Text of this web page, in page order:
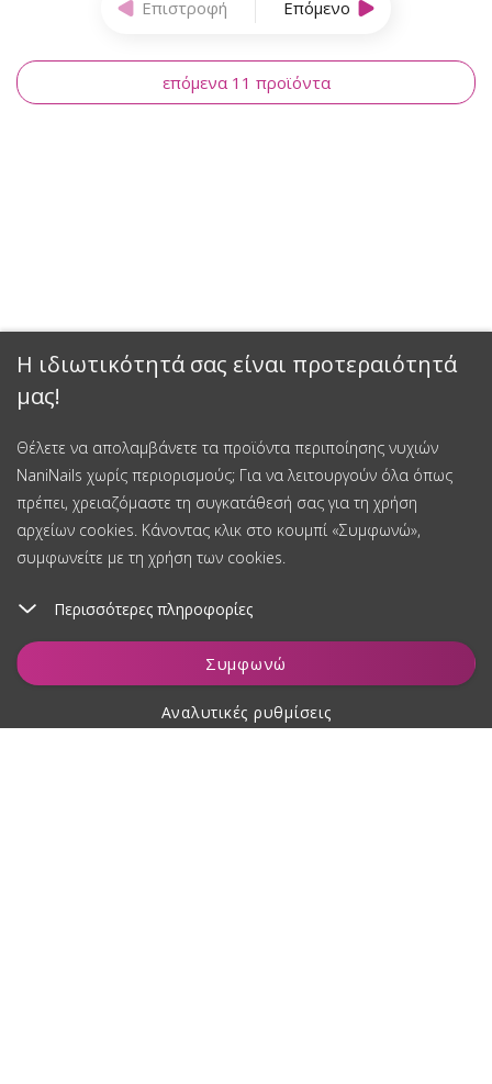
Η ιδιωτικότητά σας είναι προτεραιότητά
μας!
Θέλετε να απολαμβάνετε τα προϊόντα περιποίησης νυχιών
NaniNails χωρίς περιορισμούς; Για να λειτουργούν όλα όπως
πρέπει, χρειαζόμαστε τη συγκατάθεσή σας για τη χρήση
αρχείων cookies. Κάνοντας κλικ στο κουμπί «Συμφωνώ»,
συμφωνείτε με τη χρήση των cookies.
Περισσότερες πληροφορίες
Συμφωνώ
Αναλυτικές ρυθμίσεις
Επιστροφή Επόμενο
επόμενα 11 προϊόντα